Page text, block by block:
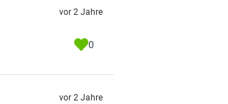
vor 2 Jahre
0
vor 2 Jahre